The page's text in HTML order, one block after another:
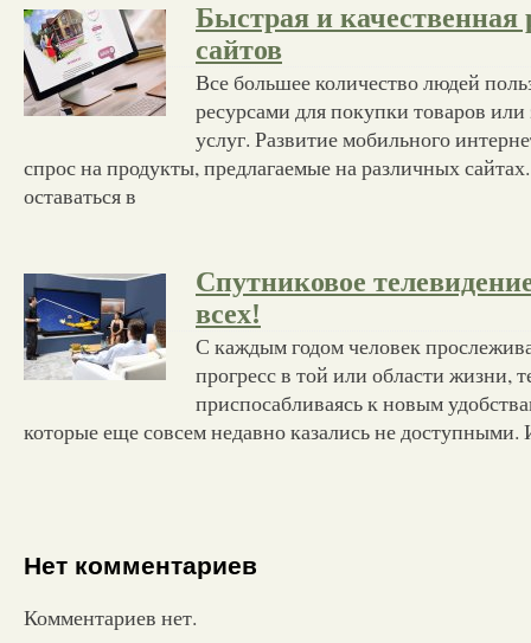
Быстрая и качественная
сайтов
Все большее количество людей
ресурсами для покупки товаров или
услуг. Развитие мобильного
спрос на продукты, предлагаемые на различных
оставаться в
Спутниковое
всех!
С каждым годом человек
прогресс в той или области жизни,
приспосабливаясь к новым
которые еще совсем недавно казались не
Нет комментариев
Комментариев нет.